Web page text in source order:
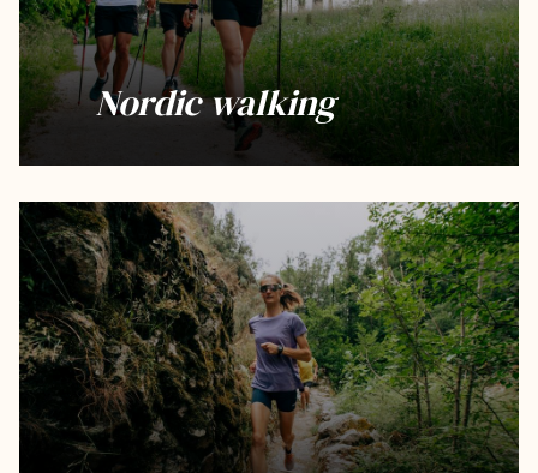
Nordic walking